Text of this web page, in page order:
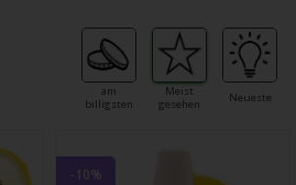
am
billigsten
Meist
gesehen
Neueste
-10%